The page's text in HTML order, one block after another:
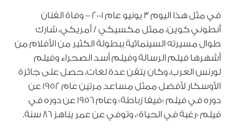
في مثل هذا اليوم 3 يونيو عام 2001 – وفاة الفنان
أنطوني كوين، ممثل مكسيكي / أمريكي، شارك
طوال مسيرته السينمائية ببطولة الكثير من الأفلام من
أشهرها فيلم الرسالة وفيلم أسد الصحراء وفيلم
لورنس العرب، وكان يتقن عدة لغات، حصل على جائزة
الأوسكار لأفضل ممثل مساعد مرتين عام 1952 عن
دوره في فيلم «فيفا زباطة» وعام 1956 عن دوره في
فيلم «رغبة في الحياة»، وتوفي عن عمر يناهز 86 سنة.